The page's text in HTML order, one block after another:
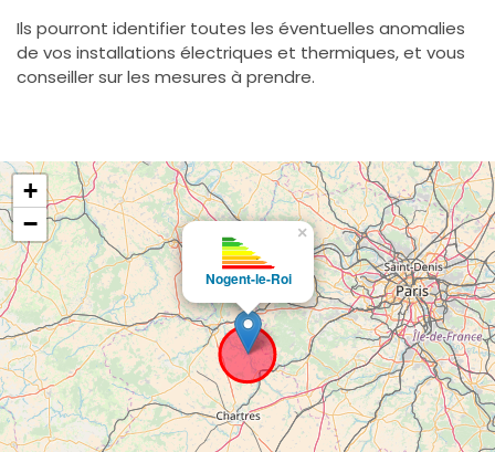
Ils pourront identifier toutes les éventuelles anomalies
de vos installations électriques et thermiques, et vous
conseiller sur les mesures à prendre.
Nogent-le-Roi
×
+
−